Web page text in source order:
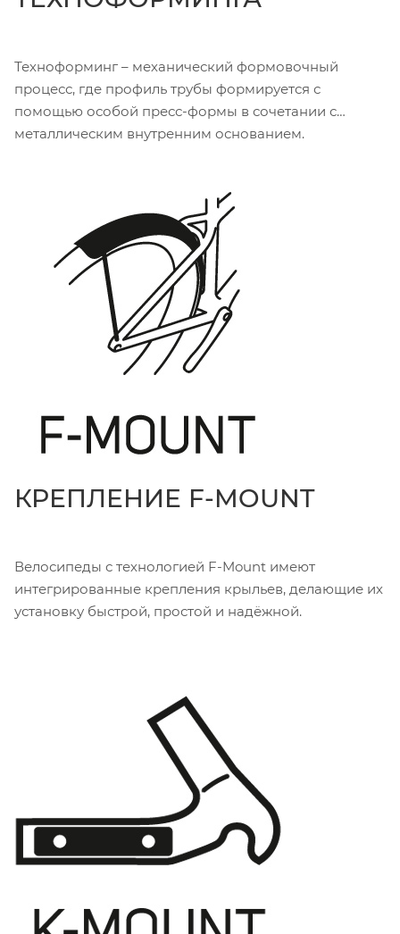
Техноформинг – механический формовочный
процесс, где профиль трубы формируется с
помощью особой пресс-формы в сочетании с
металлическим внутренним основанием.
КРЕПЛЕНИЕ F-MOUNT
Велосипеды с технологией F-Mount имеют
интегрированные крепления крыльев, делающие их
установку быстрой, простой и надёжной.